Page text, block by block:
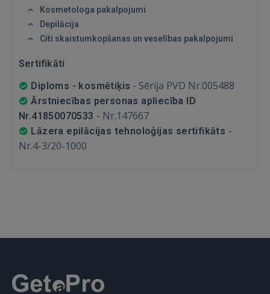
FACEBOOK
Kosmetologa pakalpojumi
Depilācija
Citi skaistumkopšanas un veselības pakalpojumi
Sertifikāti
Diploms - kosmētiķis - Sērija PVD Nr.005488
Ārstniecības personas apliecība ID
Nr.41850070533 - Nr.147667
Lāzera epilācijas tehnoloģijas sertifikāts -
Nr.4-3/20-1000